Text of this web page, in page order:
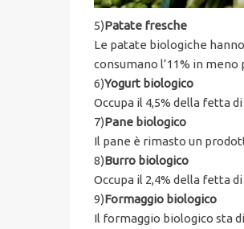
5)Patate fresche
Le patate biologiche
consumano l’11% in
6)Yogurt biologico
Occupa il 4,5% della fetta
7)Pane biologico
Il pane è rimasto un
8)Burro biologico
Occupa il 2,4% della fetta
9)Formaggio biologico
Il formaggio biologico sta